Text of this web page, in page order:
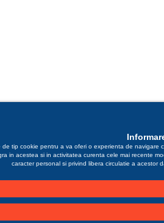
de tip cookie pentru a va oferi o experienta de navigare
in acestea si in activitatea curenta cele mai recente
caracter personal si privind libera circulatie a acestor